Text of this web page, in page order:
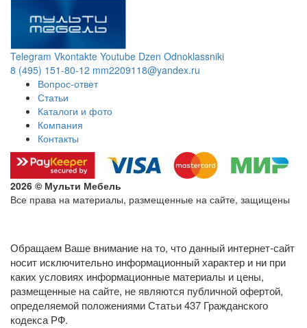
Telegram Vkontakte Youtube Dzen Odnoklassniki
8 (495) 151-80-12 mm2209118@yandex.ru
Вопрос-ответ
Статьи
Каталоги и фото
Компания
Контакты
2026 © Мульти Мебель
Все права на материалы, размещенные на сайте, защищены
Обращаем Ваше внимание на то, что данный интернет-сайт
носит исключительно информационный характер и ни при
каких условиях информационные материалы и цены,
размещенные на сайте, не являются публичной офертой,
определяемой положениями Статьи 437 Гражданского
кодекса РФ.